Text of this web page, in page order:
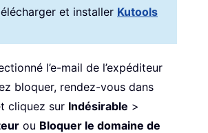
et installer Kutools
l’e-mail de l’expéditeur
bloquer, rendez-vous dans
cliquez sur Indésirable >
ou Bloquer le domaine de